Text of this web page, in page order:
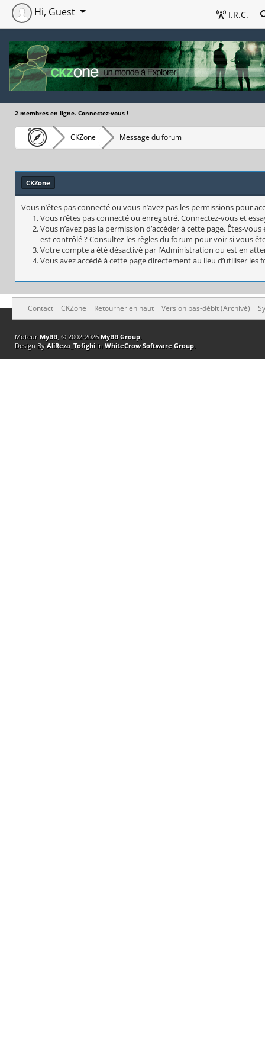
I.R.C.
Hi, Guest
2 membres en ligne. Connectez-vous !
CKZone Message du forum
CKZone
Vous n’êtes pas connecté ou vous n’avez pas les permissions pour
Vous n’êtes pas connecté ou enregistré. Connectez-vous et
Vous n’avez pas la permission d’accéder à cette page. Êtes-
est contrôlé ? Consultez les règles du forum pour voir si vous
Votre compte a été désactivé par l’Administration ou est en
Vous avez accédé à cette page directement au lieu d’utiliser
Contact CKZone Retourner en haut Version bas-débit (Archivé)
Moteur MyBB, © 2002-2026 MyBB Group.
Design By AliReza_TofighiIn WhiteCrow Software Group.